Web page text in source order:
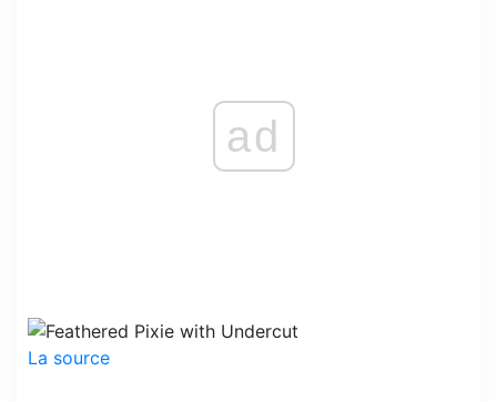
ad
La source